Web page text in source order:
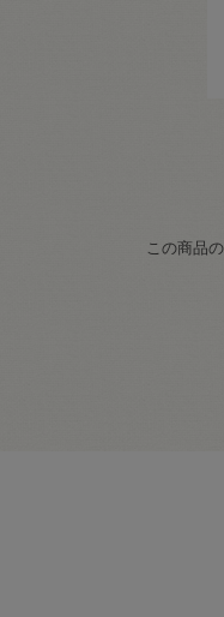
この商品